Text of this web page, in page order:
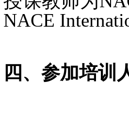
NACE
四、参加培训